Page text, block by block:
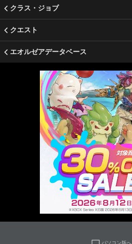
クラス・ジョブ
クエスト
エオルゼアデータベース
パソコン版へ